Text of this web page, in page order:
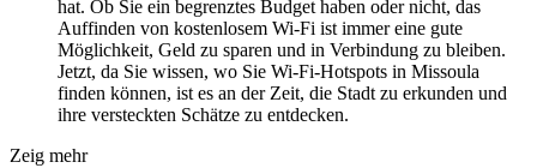
hat. Ob Sie ein begrenztes Budget haben oder nicht, das
Auffinden von kostenlosem Wi-Fi ist immer eine gute
Möglichkeit, Geld zu sparen und in Verbindung zu bleiben.
Jetzt, da Sie wissen, wo Sie Wi-Fi-Hotspots in Missoula
finden können, ist es an der Zeit, die Stadt zu erkunden und
ihre versteckten Schätze zu entdecken.
Zeig mehr